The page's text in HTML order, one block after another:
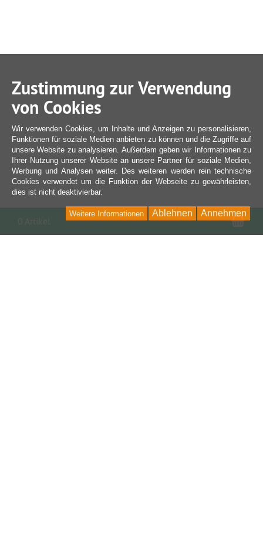
Zustimmung zur Verwendung
von Cookies
Wir verwenden Cookies, um Inhalte und Anzeigen zu personalisieren,
Funktionen für soziale Medien anbieten zu können und die Zugriffe auf
unsere Website zu analysieren. Außerdem geben wir Informationen zu
Ihrer Nutzung unserer Website an unsere Partner für soziale Medien,
Werbung und Analysen weiter. Des weiteren werden rein technische
Cookies verwendet um die Funktion der Webseite zu gewährleisten,
dies ist nicht deaktivierbar.
Annehmen
Ablehnen
Weitere Informationen